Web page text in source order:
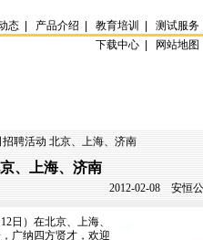
态 产品介绍 教育培训 测试服务
下载中心 |
网站地图
招聘活动 北京、上海、济南
、上海、济南
2012-02-08 安恒
日）在北京、上海、
广纳四方贤才，欢迎